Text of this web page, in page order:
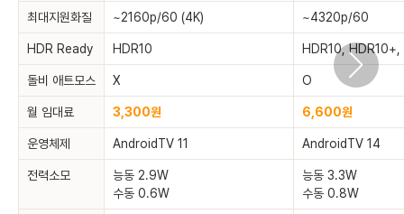
최대지원화질 ~2160p/60 (4K) ~4320p/60
HDR Ready HDR10 HDR10, HDR10+,
돌비 애트모스 X O
월 임대료 3,300원 6,600원
운영체제 AndroidTV 11 AndroidTV 14
전력소모
능동 2.9W
수동 0.6W
능동 3.3W
수동 0.8W